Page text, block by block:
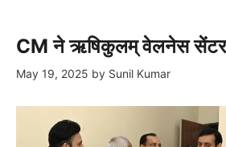
CM ने ऋषिकुलम् वेलनेस सेंटर
May 19, 2025 by Sunil Kumar